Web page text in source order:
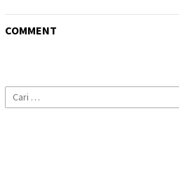
COMMENT
Cari
untuk: